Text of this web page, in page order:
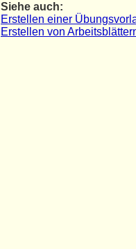
Siehe auch:
Erstellen einer
Erstellen von